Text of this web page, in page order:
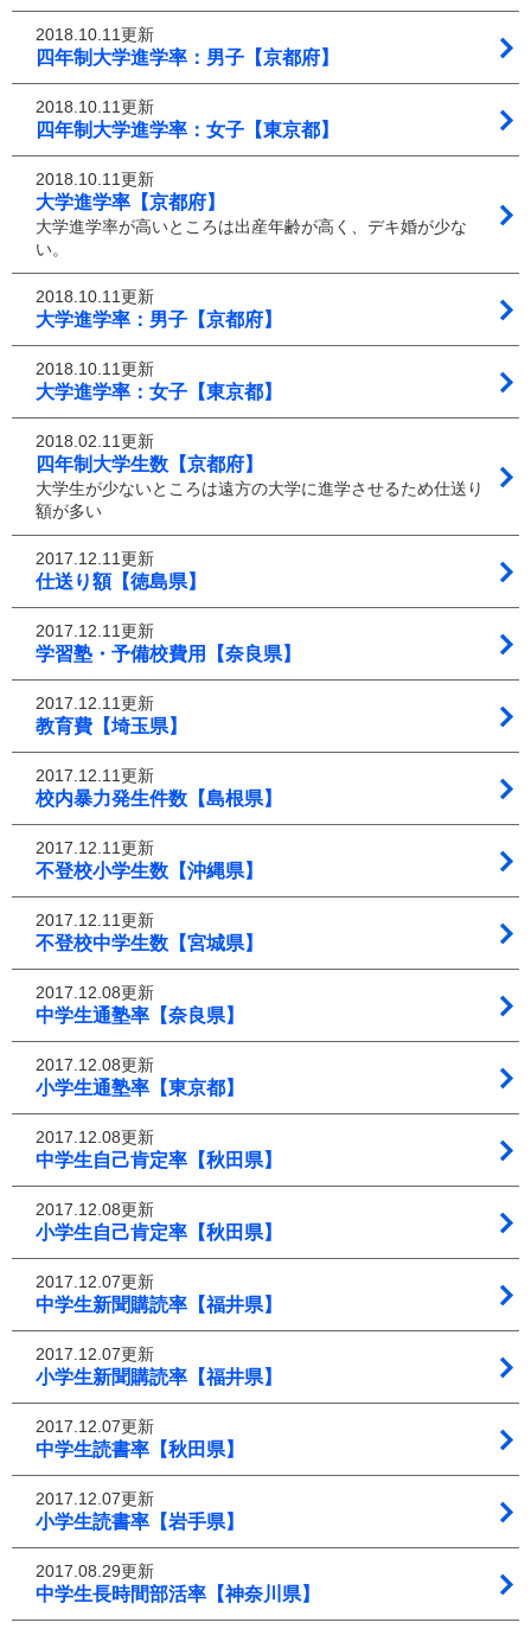
2018.10.11更新
四年制大学進学率：男子【京都府】
2018.10.11更新
四年制大学進学率：女子【東京都】
2018.10.11更新
大学進学率【京都府】
大学進学率が高いところは出産年齢が高く、デキ婚が少な
い。
2018.10.11更新
大学進学率：男子【京都府】
2018.10.11更新
大学進学率：女子【東京都】
2018.02.11更新
四年制大学生数【京都府】
大学生が少ないところは遠方の大学に進学させるため仕送り
額が多い
2017.12.11更新
仕送り額【徳島県】
2017.12.11更新
学習塾・予備校費用【奈良県】
2017.12.11更新
教育費【埼玉県】
2017.12.11更新
校内暴力発生件数【島根県】
2017.12.11更新
不登校小学生数【沖縄県】
2017.12.11更新
不登校中学生数【宮城県】
2017.12.08更新
中学生通塾率【奈良県】
2017.12.08更新
小学生通塾率【東京都】
2017.12.08更新
中学生自己肯定率【秋田県】
2017.12.08更新
小学生自己肯定率【秋田県】
2017.12.07更新
中学生新聞購読率【福井県】
2017.12.07更新
小学生新聞購読率【福井県】
2017.12.07更新
中学生読書率【秋田県】
2017.12.07更新
小学生読書率【岩手県】
2017.08.29更新
中学生長時間部活率【神奈川県】